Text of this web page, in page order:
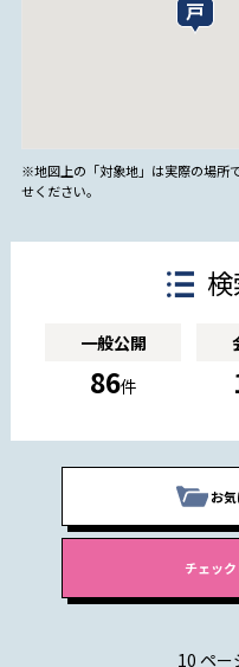
※地図上の「対象地」は実際の場所
せください。
一般公開
86件
お
10 ペー